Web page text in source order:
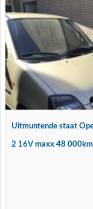
Uitmuntende staat
2 16V maxx 48 000km